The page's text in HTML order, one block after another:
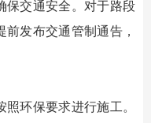
保交通安全。对于路段
发布交通管制通告，
环保要求进行施工。